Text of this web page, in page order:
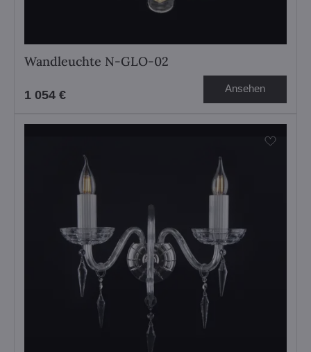
Wandleuchte N-GLO-02
1 054 € Ansehen